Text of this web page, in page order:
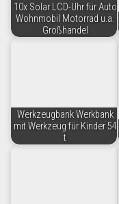
10x Solar LCD-Uhr für Auto
Wohnmobil Motorrad u.a.
Großhandel
Werkzeugbank Werkbank
mit Werkzeug für Kinder 54
t